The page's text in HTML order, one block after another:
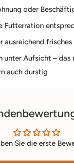
oder
Futterration
ausreichend
unter Aufsicht –
auch durstig
Sie die erste